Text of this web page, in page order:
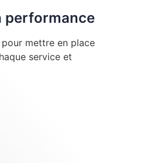
performance
mettre en place
service et